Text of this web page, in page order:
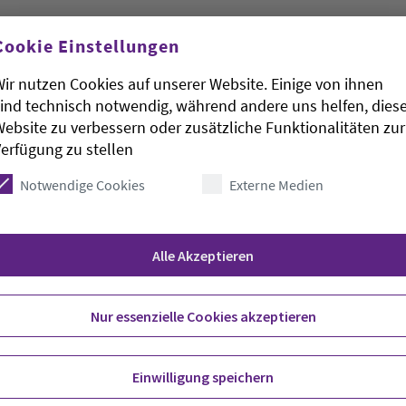
wird in Hannover nicht das beste
eines Forschungsprojekts des Deutschen
Die Studie «Die Stadtsprache Hannovers»
Platt gesprochen werde, aber eben auch kein
mit. Dennoch ist für viele
eigenen Einschätzung nach ein wichtiger
geförderte Projekt wurden die Sprache
von 100 in Hannover aufgewachsenen
unterschiedlichen Stadtteilen und gehören
dass die Menschen je nach Situation und
Einstellungen
nutzen Cookies auf unserer Website. Einige von ihnen
technisch notwendig, während andere uns helfen,
zu verbessern oder zusätzliche Funktionalitäten zur
zu stellen
Notwendige Cookies Externe Medien
Alle Akzeptieren
Nur essenzielle Cookies akzeptieren
Einwilligung speichern